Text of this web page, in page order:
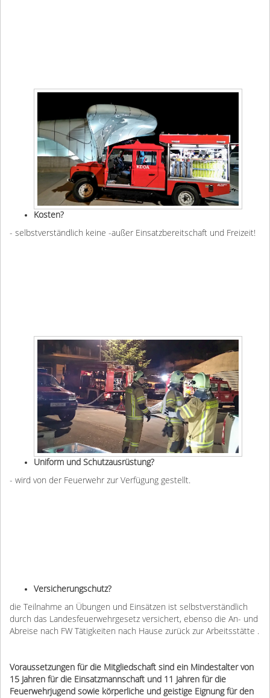
Kosten?
- selbstverständlich keine -außer Einsatzbereitschaft und Freizeit!
Uniform und Schutzausrüstung?
- wird von der Feuerwehr zur Verfügung gestellt.
Versicherungschutz?
die Teilnahme an Übungen und Einsätzen ist selbstverständlich
durch das Landesfeuerwehrgesetz versichert, ebenso die An- und
Abreise nach FW Tätigkeiten nach Hause zurück zur Arbeitsstätte .
Voraussetzungen für die Mitgliedschaft sind ein Mindestalter von
15 Jahren für die Einsatzmannschaft und 11 Jahren für die
Feuerwehrjugend sowie körperliche und geistige Eignung für den